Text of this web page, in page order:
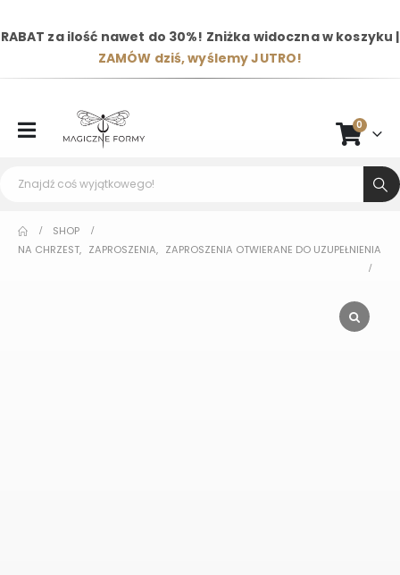
RABAT za ilość nawet do 30%! Zniżka widoczna w koszyku |
ZAMÓW dziś, wyślemy JUTRO!
0
SHOP
NA CHRZEST, ZAPROSZENIA, ZAPROSZENIA OTWIERANE DO UZUPEŁNIENIA